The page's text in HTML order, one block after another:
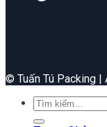
©️ Tuấn Tú Packing
Tìm
kiếm: